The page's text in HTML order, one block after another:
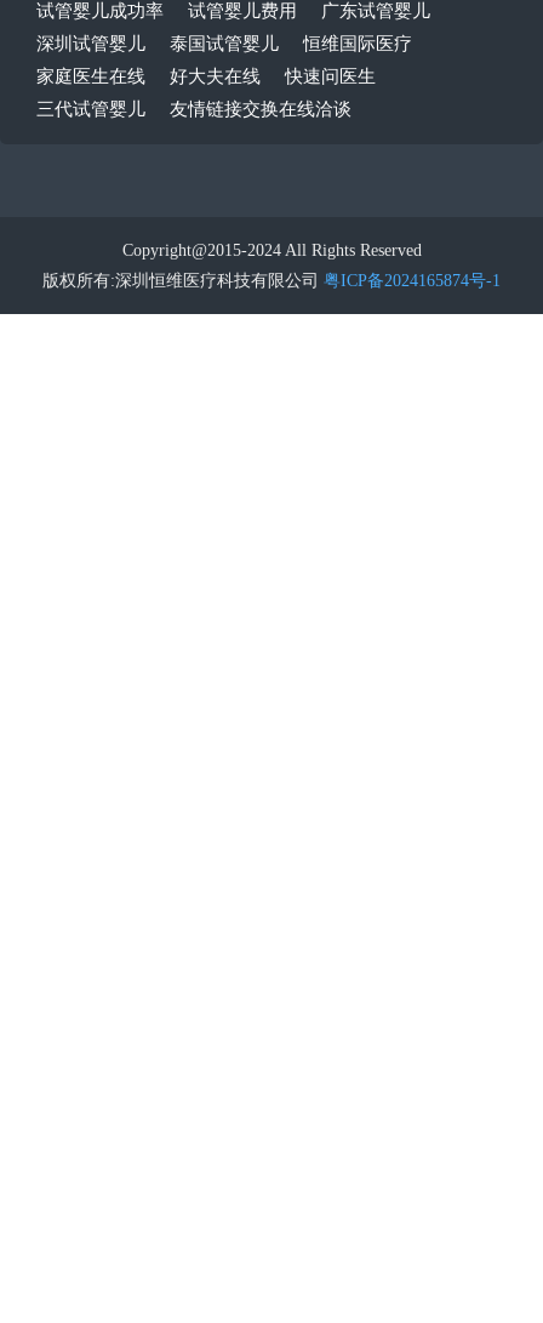
试管婴儿成功率 试管婴儿费用
广东试管婴儿
深圳试管婴儿
泰国试管婴儿
恒维国际医疗
家庭医生在线
好大夫在线
快速问医生
三代试管婴儿
友情链接交换在线洽谈
Copyright@2015-2024 All Rights Reserved
版权所有:深圳恒维医疗科技有限公司 粤ICP备2024165874号-1